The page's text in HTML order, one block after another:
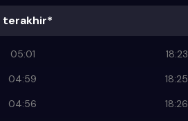
terakhir*
05:01
18:23
04:59
18:25
04:56
18:26